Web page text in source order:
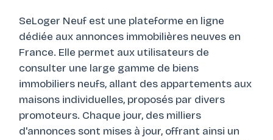
SeLoger Neuf est une plateforme en ligne
dédiée aux annonces immobilières neuves en
France. Elle permet aux utilisateurs de
consulter une large gamme de biens
immobiliers neufs, allant des appartements aux
maisons individuelles, proposés par divers
promoteurs. Chaque jour, des milliers
d'annonces sont mises à jour, offrant ainsi un